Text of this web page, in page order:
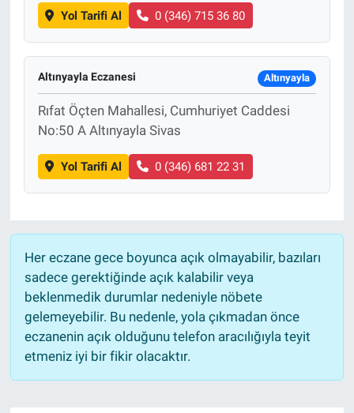
Yol Tarifi Al 0 (346) 715 36 80
Altınyayla Eczanesi Altınyayla
Rıfat Öçten Mahallesi, Cumhuriyet Caddesi
No:50 A Altınyayla Sivas
Yol Tarifi Al 0 (346) 681 22 31
Her eczane gece boyunca açık olmayabilir, bazıları
sadece gerektiğinde açık kalabilir veya
beklenmedik durumlar nedeniyle nöbete
gelemeyebilir. Bu nedenle, yola çıkmadan önce
eczanenin açık olduğunu telefon aracılığıyla teyit
etmeniz iyi bir fikir olacaktır.